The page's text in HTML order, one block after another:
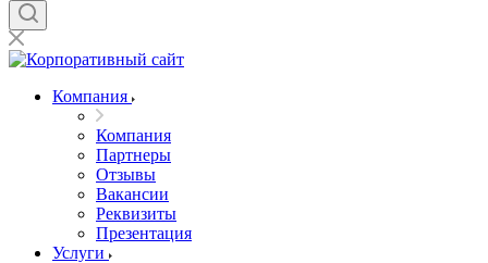
Компания
Компания
Партнеры
Отзывы
Вакансии
Реквизиты
Презентация
Услуги